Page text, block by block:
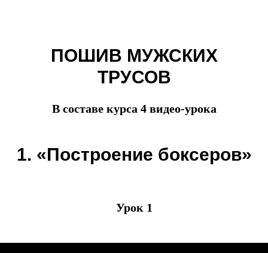
ПОШИВ МУЖСКИХ
ТРУСОВ
В составе курса 4 видео-урока
1. «Построение боксеров»
Урок 1